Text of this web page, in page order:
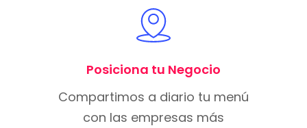
Posiciona tu Negocio
Compartimos a diario tu menú
con las empresas más